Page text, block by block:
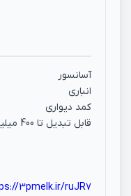
آسانسور
انباری
کمد دیواری
قابل تبدیل تا 400 میلیون رهن 2 میلیون اجاره
3pmelk.ir/ruJR7